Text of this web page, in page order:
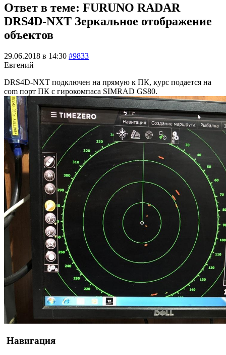
Ответ в теме: FURUNO RADAR
DRS4D-NXT Зеркальное отображение
объектов
29.06.2018 в 14:30 #9833
Евгений
DRS4D-NXT подключен на прямую к ПК, курс подается на
com порт ПК с гирокомпаса SIMRAD GS80.
Навигация